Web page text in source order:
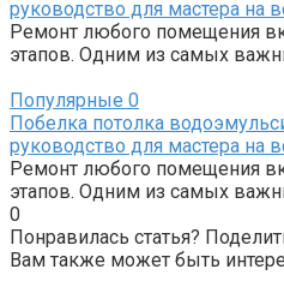
руководство для мастера на
Ремонт любого помещения
этапов. Одним из самых
Популярные 0
Побелка потолка
руководство для мастера на
Ремонт любого помещения
этапов. Одним из самых
0
Понравилась статья?
Вам также может быть